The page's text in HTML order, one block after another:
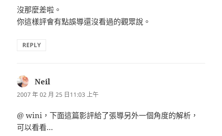
沒那麼差啦。
你這樣評會有點誤導還沒看過的觀眾說。
REPLY
Neil
示:
2007 年 02 月 25 日11:03 上午
@ wini，下面這篇影評給了張導另外一個角度的解析，
可以看看…